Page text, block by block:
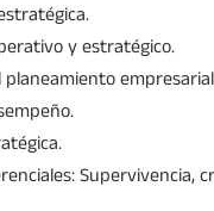
y estratégico.
Supervivencia,